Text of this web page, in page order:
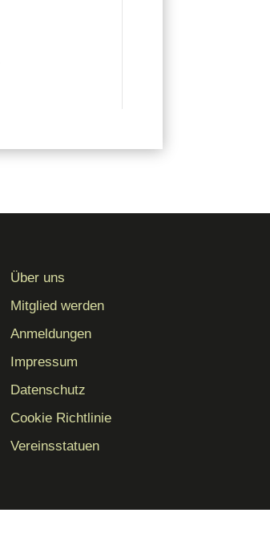
Über uns
Mitglied werden
Anmeldungen
Impressum
Datenschutz
Cookie Richtlinie
Vereinsstatuen